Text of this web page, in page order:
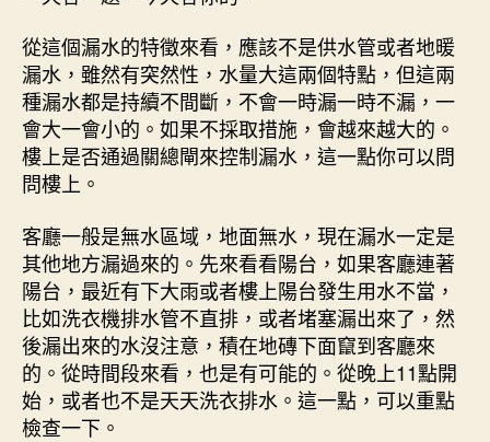
從這個漏水的特徵來看，應該不是供水管或者地暖
漏水，雖然有突然性，水量大這兩個特點，但這兩
種漏水都是持續不間斷，不會一時漏一時不漏，一
會大一會小的。如果不採取措施，會越來越大的。
樓上是否通過關總閘來控制漏水，這一點你可以問
問樓上。
客廳一般是無水區域，地面無水，現在漏水一定是
其他地方漏過來的。先來看看陽台，如果客廳連著
陽台，最近有下大雨或者樓上陽台發生用水不當，
比如洗衣機排水管不直排，或者堵塞漏出來了，然
後漏出來的水沒注意，積在地磚下面竄到客廳來
的。從時間段來看，也是有可能的。從晚上11點開
始，或者也不是天天洗衣排水。這一點，可以重點
檢查一下。